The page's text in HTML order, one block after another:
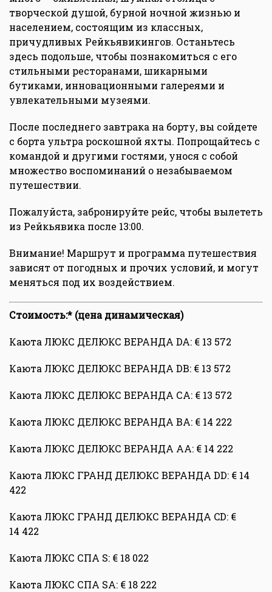
творческой душой, бурной ночной жизнью и
населением, состоящим из классных,
причудливых Рейкьявикингов. Останьтесь
здесь подольше, чтобы познакомиться с его
стильными ресторанами, шикарными
бутиками, инновационными галереями и
увлекательными музеями.
После последнего завтрака на борту, вы сойдете
с борта ультра роскошной яхты. Попрощайтесь с
командой и другими гостями, унося с собой
множество воспоминаний о незабываемом
путешествии.
Пожалуйста, забронируйте рейс, чтобы вылететь
из Рейкьявика после 13:00.
Внимание! Маршрут и программа путешествия
зависят от погодных и прочих условий, и могут
меняться под их воздействием.
Стоимость:* (цена динамическая)
Каюта ЛЮКС ДЕЛЮКС ВЕРАНДА DA: € 13 572
Каюта ЛЮКС ДЕЛЮКС ВЕРАНДА DB: € 13 572
Каюта ЛЮКС ДЕЛЮКС ВЕРАНДА СA: € 13 572
Каюта ЛЮКС ДЕЛЮКС ВЕРАНДА BA: € 14 222
Каюта ЛЮКС ДЕЛЮКС ВЕРАНДА AA: € 14 222
Каюта ЛЮКС ГРАНД ДЕЛЮКС ВЕРАНДА DD: € 14
422
Каюта ЛЮКС ГРАНД ДЕЛЮКС ВЕРАНДА CD: €
14 422
Каюта ЛЮКС СПА S: € 18 022
Каюта ЛЮКС СПА SA: € 18 222